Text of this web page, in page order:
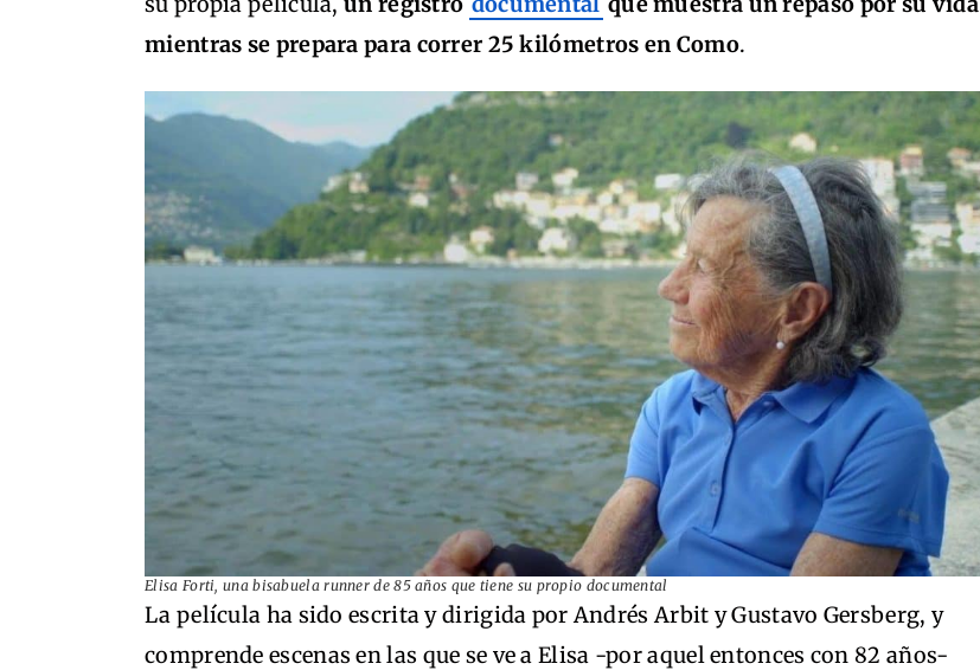
mientras se prepara para correr 25 kilómetros en Como.
Elisa Forti, una bisabuela runner de 85 años que tiene su propio documental
La película ha sido escrita y dirigida por Andrés Arbit y Gustavo Gersberg, y
comprende escenas en las que se ve a Elisa -por aquel entonces con 82 años-